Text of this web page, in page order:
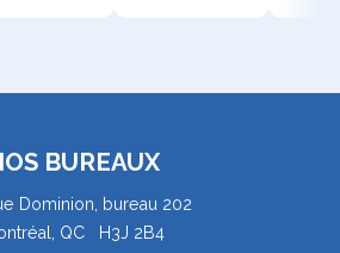
BUREAUX
Dominion, bureau 202
QC H3J 2B4